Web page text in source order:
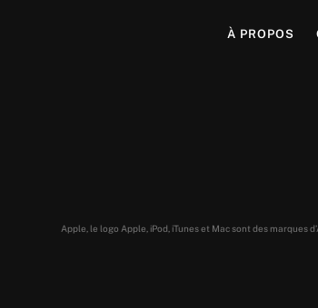
À PROPOS
Apple, le logo Apple, iPod, iTunes et Mac sont des marques